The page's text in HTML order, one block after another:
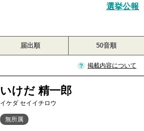
選挙公報
届出順 50音順
掲載内容について
いけだ 精一郎
イケダ セイイチロウ
無所属